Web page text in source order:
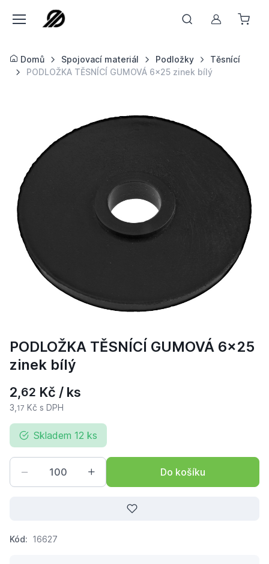
Můj účet
Domů Spojovací materiál Podložky
Těsnící
PODLOŽKA TĚSNÍCÍ GUMOVÁ 6x25 zinek bílý
PODLOŽKA TĚSNÍCÍ GUMOVÁ 6x25
zinek bílý
2,62 Kč / ks
3, 17 Kč s DPH
Skladem 12 ks
Do košíku
Kód: 16627